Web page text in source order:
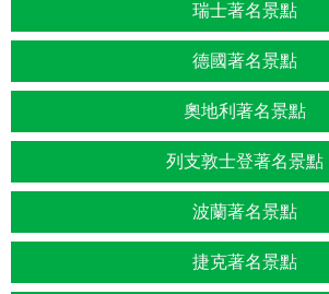
瑞士著名景點
德國著名景點
奧地利著名景點
列支敦士登著名景點
波蘭著名景點
捷克著名景點